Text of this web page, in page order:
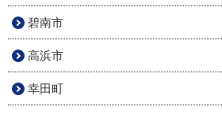
碧南市
高浜市
幸田町